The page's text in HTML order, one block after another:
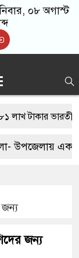
০৮ অগাস্ট
লাখ টাকার ভারতীয়
অভ্যাস বদলাই’
ছেপটখালীর একমাত্র
উপজেলায় একজন
জন্য
জন্য